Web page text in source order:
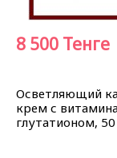
Осветляющий
крем с
глутатионом,
8 500 Тенге